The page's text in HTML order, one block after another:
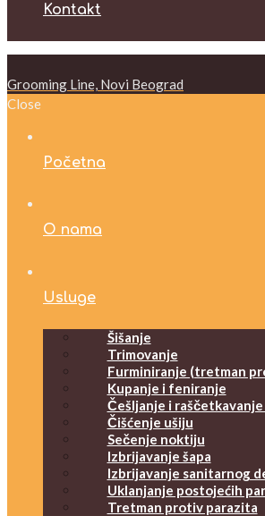
Kontakt
Grooming Line, Novi Beograd
Close
Početna
O nama
Usluge
Šišanje
Trimovanje
Furminiranje (tretman
Kupanje i feniranje
Češljanje i
Čišćenje ušiju
Sečenje noktiju
Izbrijavanje šapa
Izbrijavanje sanitarnog
Uklanjanje postojećih
Tretman protiv parazita